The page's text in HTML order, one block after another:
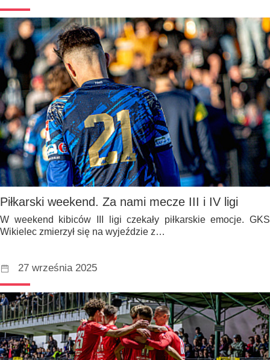
Piłkarski weekend. Za nami mecze III i IV ligi
W weekend kibiców III ligi czekały piłkarskie emocje. GKS
Wikielec zmierzył się na wyjeździe z…
27 września 2025